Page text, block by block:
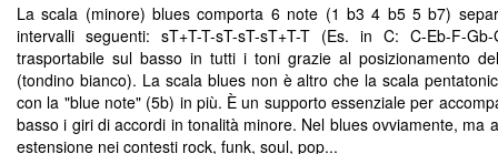
La scala (minore) blues comporta 6 note (1 b3 4 b5 5 b7)
intervalli seguenti: sT+T-T-sT-sT-sT+T-T (Es. in C: C-Eb-F-
trasportabile sul basso in tutti i toni grazie al posizionamento
(tondino bianco). La scala blues non è altro che la scala
con la "blue note" (5b) in più. È un supporto essenziale per
basso i giri di accordi in tonalità minore. Nel blues ovviamente, ma
estensione nei contesti rock, funk, soul, pop...